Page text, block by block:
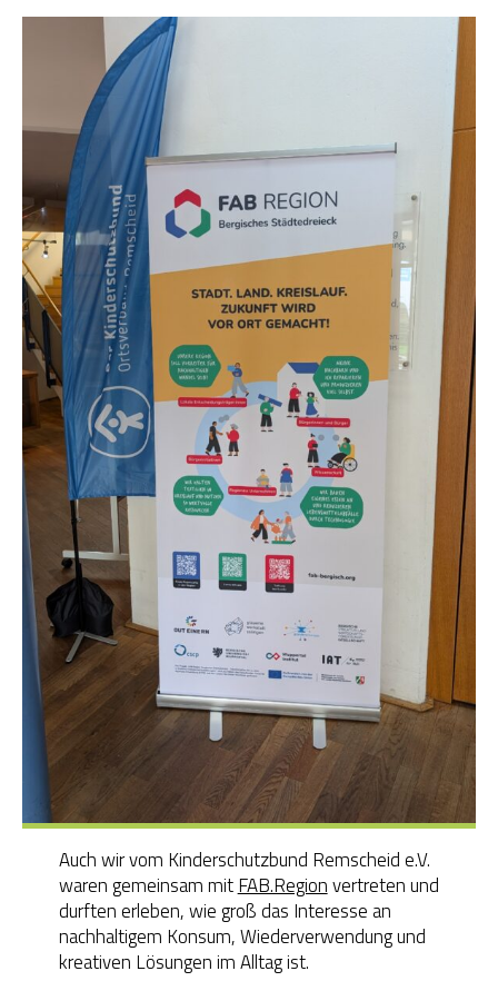
Kleiderläden
Auch wir vom Kinderschutzbund Remscheid e.V.
waren gemeinsam mitFAB.Regionvertreten und
durften erleben, wie groß das Interesse an
nachhaltigem Konsum, Wiederverwendung und
kreativen Lösungen im Alltag ist.